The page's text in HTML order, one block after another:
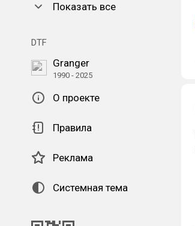
Показать все
DTF
Granger
1990 - 2025
О проекте
Правила
Реклама
Системная тема